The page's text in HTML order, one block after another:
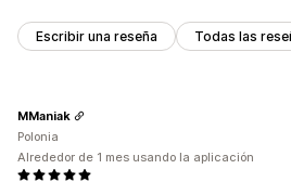
Escribir una reseña Todas las
MManiak
Polonia
Alrededor de 1 mes usando la aplicación